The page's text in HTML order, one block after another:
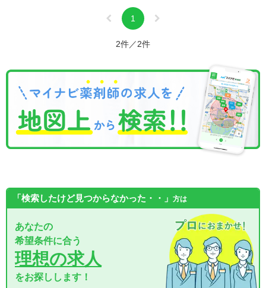
1
2件／2件
「検索したけど見つからなかった・・」 方は
あなたの
希望条件に合う
理想の求人
をお探しします！